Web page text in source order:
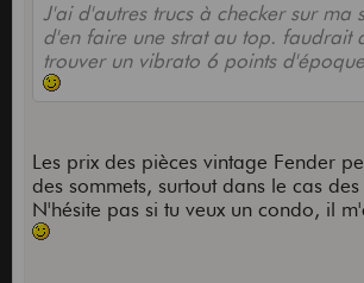
J'ai d'autres trucs à checker sur ma
d'en faire une strat au top. faudrait
trouver un vibrato 6 points
Les prix des pièces vintage Fender
des sommets, surtout dans le cas
N'hésite pas si tu veux un condo, il